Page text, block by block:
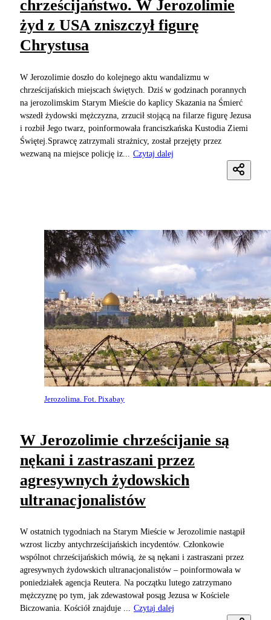
chrześcijaństwo. W Jerozolimie
żyd z USA zniszczył figurę
Chrystusa
W Jerozolimie doszło do kolejnego aktu wandalizmu w
chrześcijańskich miejscach świętych. Dziś w godzinach porannych
na jerozolimskim Starym Mieście do kaplicy Skazania na Śmierć
wszedł żydowski mężczyzna, zrzucił stojącą na filarze figurę Jezusa
i rozbił Jego twarz, poinformowała franciszkańska Kustodia Ziemi
Świętej.Sprawcę zatrzymali strażnicy, został przejęty przez
wezwaną na miejsce policję iz...
Czytaj dalej
Jerozolima. Fot. Pixabay
W Jerozolimie chrześcijanie są
nękani i zastraszani przez
agresywnych żydowskich
ultranacjonalistów
W ostatnich tygodniach na Starym Mieście w Jerozolimie nastąpił
wzrost liczby antychrześcijańskich incydentów. Członkowie
wspólnot chrześcijańskich mówią, że są nękani i zastraszani przez
agresywnych żydowskich ultranacjonalistów – poinformowała w
poniedziałek agencja Reutera. Na początku lutego zatrzymano
mężczyznę po tym, jak zdewastował posąg Jezusa w Kościele
Biczowania. Kościół znajduje ... Czytaj dalej